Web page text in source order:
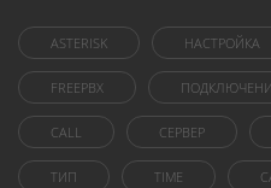
ASTERISK НАСТРОЙКА
FREEPBX
CALL СЕРВЕР
ТИП TIME